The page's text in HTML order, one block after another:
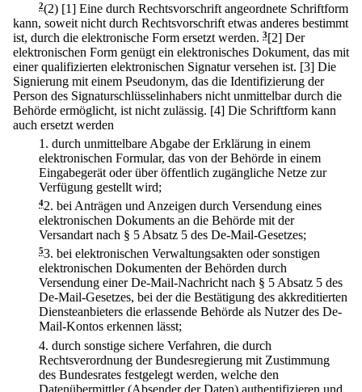
2(2) [1] Eine durch Rechtsvorschrift angeordnete Schriftform
kann, soweit nicht durch Rechtsvorschrift etwas anderes bestimmt
ist, durch die elektronische Form ersetzt werden. 3[2] Der
elektronischen Form genügt ein elektronisches Dokument, das mit
einer qualifizierten elektronischen Signatur versehen ist. [3] Die
Signierung mit einem Pseudonym, das die Identifizierung der
Person des Signaturschlüsselinhabers nicht unmittelbar durch die
Behörde ermöglicht, ist nicht zulässig. [4] Die Schriftform kann
auch ersetzt werden
1. durch unmittelbare Abgabe der Erklärung in einem
elektronischen Formular, das von der Behörde in einem
Eingabegerät oder über öffentlich zugängliche Netze zur
Verfügung gestellt wird;
42. bei Anträgen und Anzeigen durch Versendung eines
elektronischen Dokuments an die Behörde mit der
Versandart nach § 5 Absatz 5 des De-Mail-Gesetzes;
53. bei elektronischen Verwaltungsakten oder sonstigen
elektronischen Dokumenten der Behörden durch
Versendung einer De-Mail-Nachricht nach § 5 Absatz 5 des
De-Mail-Gesetzes, bei der die Bestätigung des akkreditierten
Diensteanbieters die erlassende Behörde als Nutzer des De-
Mail-Kontos erkennen lässt;
4. durch sonstige sichere Verfahren, die durch
Rechtsverordnung der Bundesregierung mit Zustimmung
des Bundesrates festgelegt werden, welche den
Datenübermittler (Absender der Daten) authentifizieren und